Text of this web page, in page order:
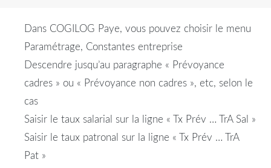
Dans COGILOG Paye, vous pouvez choisir le menu
Paramétrage, Constantes entreprise
Descendre jusqu’au paragraphe « Prévoyance
cadres » ou « Prévoyance non cadres », etc, selon le
cas
Saisir le taux salarial sur la ligne « Tx Prév … TrA Sal »
Saisir le taux patronal sur la ligne « Tx Prév … TrA
Pat »